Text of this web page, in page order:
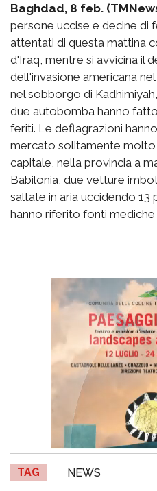
Baghdad, 8 feb.
persone uccise e decine di
attentati di questa mattina
d'Iraq, mentre si avvicina il
dell'invasione americana
nel sobborgo di
due autobomba hanno
feriti. Le deflagrazioni
mercato solitamente molto
capitale, nella provincia a
Babilonia, due vetture
saltate in aria uccidendo 13
hanno riferito fonti
TAG NEWS